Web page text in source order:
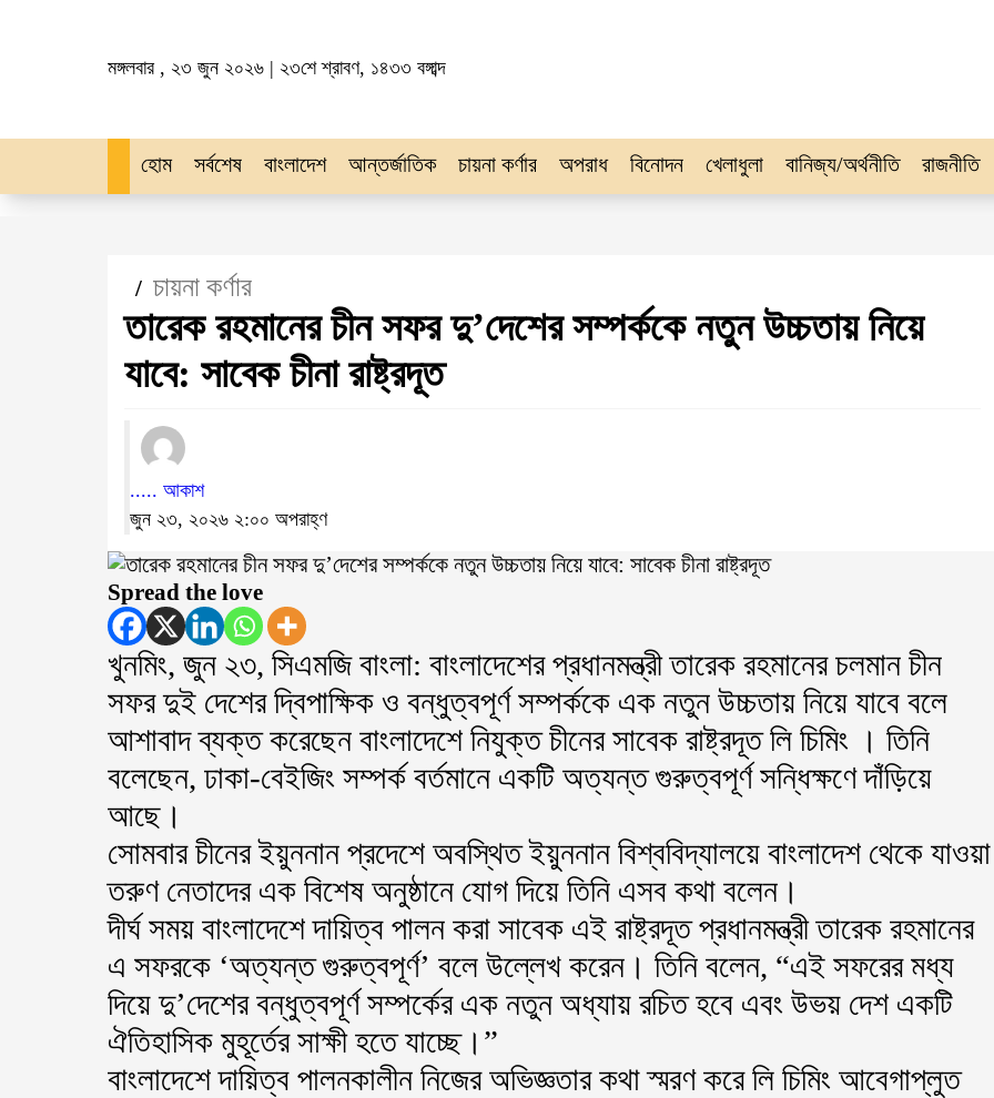
মঙ্গলবার , ২৩ জুন ২০২৬ | ২৩শে শ্রাবণ, ১৪৩৩ বঙ্গাব্দ
হোম সর্বশেষ বাংলাদেশ আন্তর্জাতিক চায়না কর্ণার অপরাধ বিনোদন খেলাধুলা বানিজ্য/অর্থনীতি রাজনীতি
/ চায়না কর্ণার
তারেক রহমানের চীন সফর দু’দেশের সম্পর্ককে নতুন উচ্চতায় নিয়ে
যাবে: সাবেক চীনা রাষ্ট্রদূত
..... আকাশ
জুন ২৩, ২০২৬ ২:০০ অপরাহ্ণ
Spread the love
খুনমিং, জুন ২৩, সিএমজি বাংলা: বাংলাদেশের প্রধানমন্ত্রী তারেক রহমানের চলমান চীন
সফর দুই দেশের দ্বিপাক্ষিক ও বন্ধুত্বপূর্ণ সম্পর্ককে এক নতুন উচ্চতায় নিয়ে যাবে বলে
আশাবাদ ব্যক্ত করেছেন বাংলাদেশে নিযুক্ত চীনের সাবেক রাষ্ট্রদূত লি চিমিং । তিনি
বলেছেন, ঢাকা-বেইজিং সম্পর্ক বর্তমানে একটি অত্যন্ত গুরুত্বপূর্ণ সন্ধিক্ষণে দাঁড়িয়ে
আছে।
সোমবার চীনের ইয়ুননান প্রদেশে অবস্থিত ইয়ুননান বিশ্ববিদ্যালয়ে বাংলাদেশ থেকে যাওয়া
তরুণ নেতাদের এক বিশেষ অনুষ্ঠানে যোগ দিয়ে তিনি এসব কথা বলেন।
দীর্ঘ সময় বাংলাদেশে দায়িত্ব পালন করা সাবেক এই রাষ্ট্রদূত প্রধানমন্ত্রী তারেক রহমানের
এ সফরকে ‘অত্যন্ত গুরুত্বপূর্ণ’ বলে উল্লেখ করেন। তিনি বলেন, “এই সফরের মধ্য
দিয়ে দু’দেশের বন্ধুত্বপূর্ণ সম্পর্কের এক নতুন অধ্যায় রচিত হবে এবং উভয় দেশ একটি
ঐতিহাসিক মুহূর্তের সাক্ষী হতে যাচ্ছে।”
বাংলাদেশে দায়িত্ব পালনকালীন নিজের অভিজ্ঞতার কথা স্মরণ করে লি চিমিং আবেগাপ্লুত